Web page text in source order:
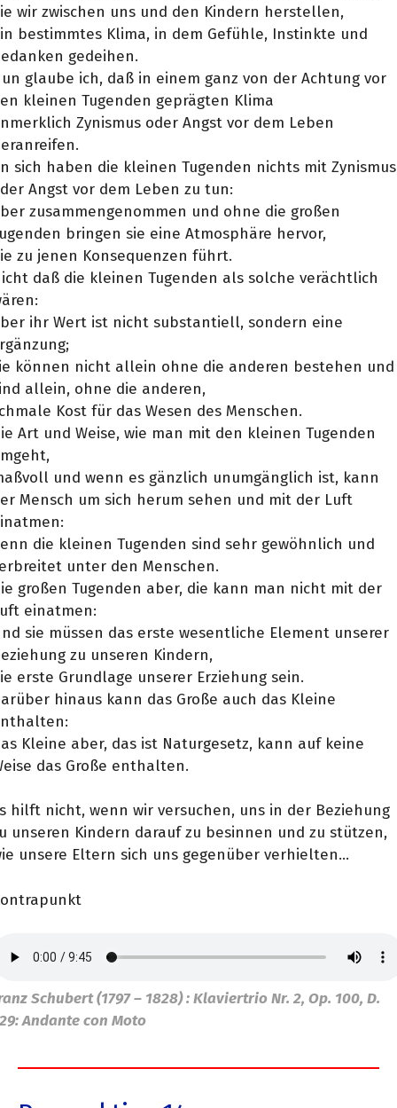
wir zwischen uns und den Kindern herstellen,
bestimmtes Klima, in dem Gefühle, Instinkte und
gedeihen.
glaube ich, daß in einem ganz von der Achtung vor
kleinen Tugenden geprägten Klima
Zynismus oder Angst vor dem Leben
sich haben die kleinen Tugenden nichts mit Zynismus
Angst vor dem Leben zu tun:
zusammengenommen und ohne die großen
bringen sie eine Atmosphäre hervor,
zu jenen Konsequenzen führt.
daß die kleinen Tugenden als solche verächtlich
ihr Wert ist nicht substantiell, sondern eine
können nicht allein ohne die anderen bestehen und
allein, ohne die anderen,
Kost für das Wesen des Menschen.
Art und Weise, wie man mit den kleinen Tugenden
und wenn es gänzlich unumgänglich ist, kann
Mensch um sich herum sehen und mit der Luft
die kleinen Tugenden sind sehr gewöhnlich und
unter den Menschen.
großen Tugenden aber, die kann man nicht mit der
einatmen:
sie müssen das erste wesentliche Element unserer
zu unseren Kindern,
erste Grundlage unserer Erziehung sein.
hinaus kann das Große auch das Kleine
Kleine aber, das ist Naturgesetz, kann auf keine
das Große enthalten.
hilft nicht, wenn wir versuchen, uns in der Beziehung
unseren Kindern darauf zu besinnen und zu stützen,
unsere Eltern sich uns gegenüber verhielten…
Schubert (1797 – 1828) : Klaviertrio Nr. 2, Op. 100, D.
Andante con Moto